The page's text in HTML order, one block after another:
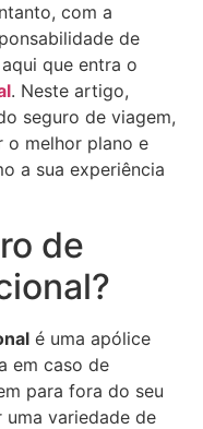
com a
de
que entra o
. Neste artigo,
seguro de viagem,
o melhor plano e
a sua experiência
de
é uma apólice
em caso de
para fora do seu
variedade de